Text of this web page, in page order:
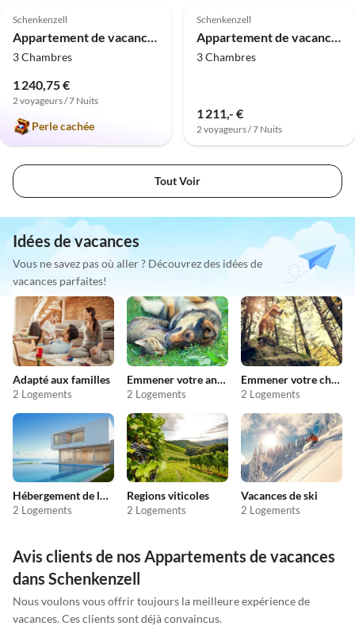
Schenkenzell
Appartement de vacances de rêve Kinzig-Chalet
3 Chambres
1 240,75 €
2 voyageurs / 7 Nuits
Perle cachée
Schenkenzell
Appartement de vacances de rêve Kinzigblick
3 Chambres
1 211,- €
2 voyageurs / 7 Nuits
Tout Voir
Idées de vacances
Vous ne savez pas où aller ? Découvrez des idées de
vacances parfaites!
Adapté aux familles
2 Logements
Emmener votre animal en vacances
2 Logements
Emmener votre chien en vacances
2 Logements
Hébergement de luxe
2 Logements
Regions viticoles
2 Logements
Vacances de ski
2 Logements
Avis clients de nos Appartements de vacances
dans Schenkenzell
Nous voulons vous offrir toujours la meilleure expérience de
vacances. Ces clients sont déjà convaincus.